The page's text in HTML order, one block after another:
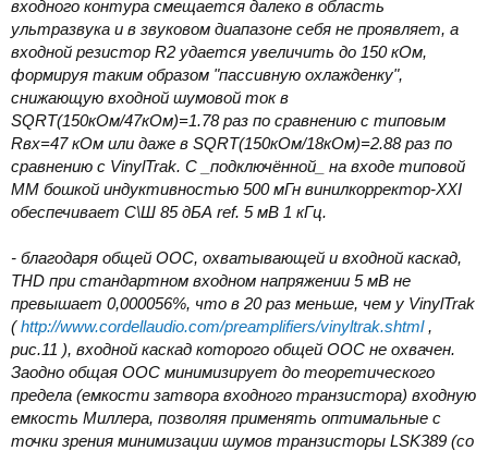
входного контура смещается далеко в область
ультразвука и в звуковом диапазоне себя не проявляет, а
входной резистор R2 удается увеличить до 150 кОм,
формируя таким образом "пассивную охлажденку",
снижающую входной шумовой ток в
SQRT(150кОм/47кОм)=1.78 раз по сравнению с типовым
Rвх=47 кОм или даже в SQRT(150кОм/18кОм)=2.88 раз по
сравнению с VinylTrak. С _подключённой_ на входе типовой
ММ бошкой индуктивностью 500 мГн винилкорректор-XXI
обеспечивает С\Ш 85 дБА ref. 5 мВ 1 кГц.
- благодаря общей ООС, охватывающей и входной каскад,
THD при стандартном входном напряжении 5 мВ не
превышает 0,000056%, что в 20 раз меньше, чем у VinylTrak
(http://www.cordellaudio.com/preamplifiers/vinyltrak.shtml,
рис.11 ), входной каскад которого общей ООС не охвачен.
Заодно общая ООС минимизирует до теоретического
предела (емкости затвора входного транзистора) входную
емкость Миллера, позволяя применять оптимальные с
точки зрения минимизации шумов транзисторы LSK389 (со